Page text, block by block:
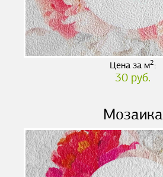
Цена за м2:
30 руб.
Мозаика